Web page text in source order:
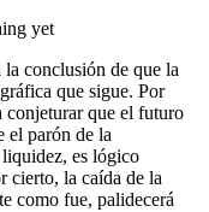
yet
la conclusión de que la
que sigue. Por
conjeturar que el futuro
el parón de la
es lógico
cierto, la caída de la
como fue, palidecerá